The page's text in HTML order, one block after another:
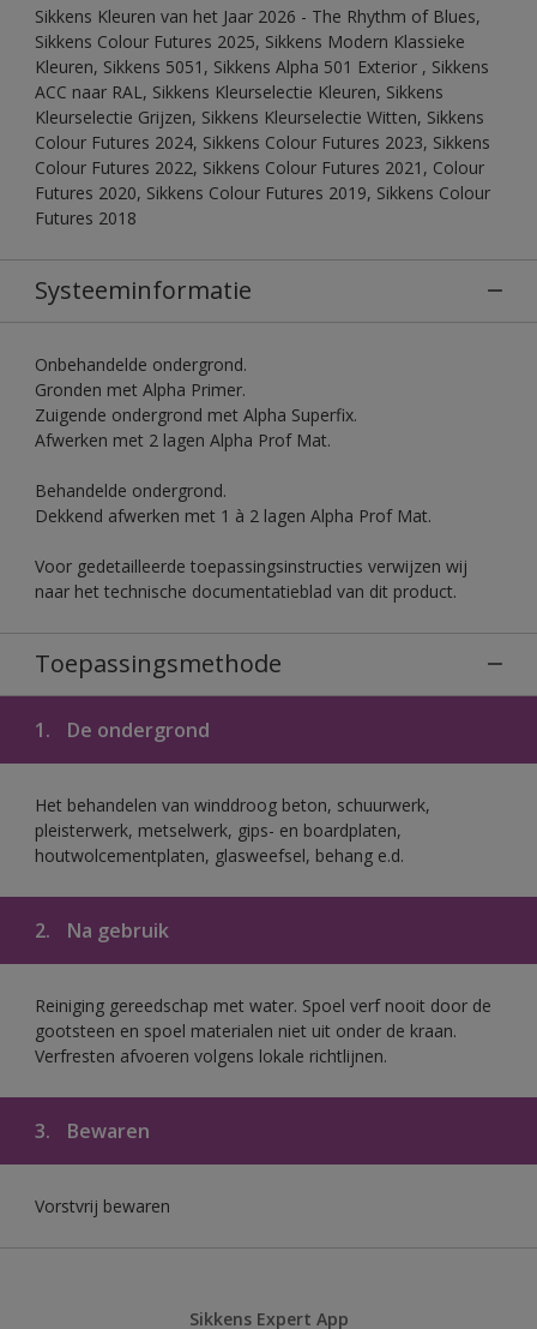
Sikkens Kleuren van het Jaar 2026 - The Rhythm of Blues,
Sikkens Colour Futures 2025, Sikkens Modern Klassieke
Kleuren, Sikkens 5051, Sikkens Alpha 501 Exterior , Sikkens
ACC naar RAL, Sikkens Kleurselectie Kleuren, Sikkens
Kleurselectie Grijzen, Sikkens Kleurselectie Witten, Sikkens
Colour Futures 2024, Sikkens Colour Futures 2023, Sikkens
Colour Futures 2022, Sikkens Colour Futures 2021, Colour
Futures 2020, Sikkens Colour Futures 2019, Sikkens Colour
Futures 2018
Systeeminformatie
Onbehandelde ondergrond.
Gronden met Alpha Primer.
Zuigende ondergrond met Alpha Superfix.
Afwerken met 2 lagen Alpha Prof Mat.
Behandelde ondergrond.
Dekkend afwerken met 1 à 2 lagen Alpha Prof Mat.
Voor gedetailleerde toepassingsinstructies verwijzen wij
naar het technische documentatieblad van dit product.
Toepassingsmethode
1. De ondergrond
Het behandelen van winddroog beton, schuurwerk,
pleisterwerk, metselwerk, gips- en boardplaten,
houtwolcementplaten, glasweefsel, behang e.d.
2. Na gebruik
Reiniging gereedschap met water. Spoel verf nooit door de
gootsteen en spoel materialen niet uit onder de kraan.
Verfresten afvoeren volgens lokale richtlijnen.
3. Bewaren
Vorstvrij bewaren
Sikkens Expert App